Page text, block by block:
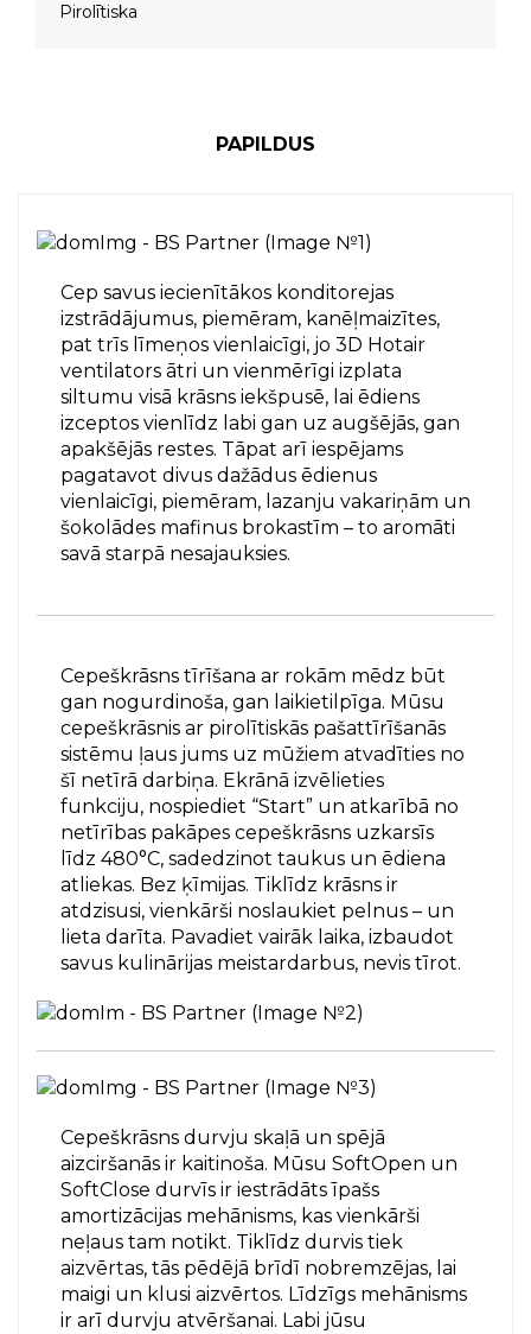
Pirolītiska
PAPILDUS
Cep savus iecienītākos konditorejas
izstrādājumus, piemēram, kanēļmaizītes,
pat trīs līmeņos vienlaicīgi, jo 3D Hotair
ventilators ātri un vienmērīgi izplata
siltumu visā krāsns iekšpusē, lai ēdiens
izceptos vienlīdz labi gan uz augšējās, gan
apakšējās restes. Tāpat arī iespējams
pagatavot divus dažādus ēdienus
vienlaicīgi, piemēram, lazanju vakariņām un
šokolādes mafinus brokastīm – to aromāti
savā starpā nesajauksies.
Cepeškrāsns tīrīšana ar rokām mēdz būt
gan nogurdinoša, gan laikietilpīga. Mūsu
cepeškrāsnis ar pirolītiskās pašattīrīšanās
sistēmu ļaus jums uz mūžiem atvadīties no
šī netīrā darbiņa. Ekrānā izvēlieties
funkciju, nospiediet “Start” un atkarībā no
netīrības pakāpes cepeškrāsns uzkarsīs
līdz 480°C, sadedzinot taukus un ēdiena
atliekas. Bez ķīmijas. Tiklīdz krāsns ir
atdzisusi, vienkārši noslaukiet pelnus – un
lieta darīta. Pavadiet vairāk laika, izbaudot
savus kulinārijas meistardarbus, nevis tīrot.
Cepeškrāsns durvju skaļā un spējā
aizciršanās ir kaitinoša. Mūsu SoftOpen un
SoftClose durvīs ir iestrādāts īpašs
amortizācijas mehānisms, kas vienkārši
neļaus tam notikt. Tiklīdz durvis tiek
aizvērtas, tās pēdējā brīdī nobremzējas, lai
maigi un klusi aizvērtos. Līdzīgs mehānisms
ir arī durvju atvēršanai. Labi jūsu